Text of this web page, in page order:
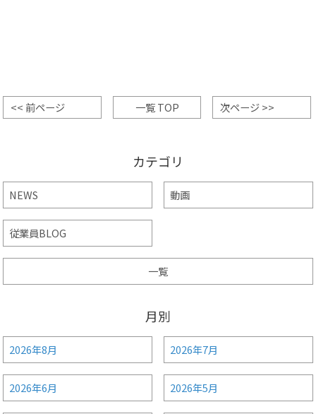
<< 前ページ 一覧 TOP 次ページ >>
カテゴリ
NEWS 動画
従業員BLOG
一覧
月別
2026年8月 2026年7月
2026年6月 2026年5月